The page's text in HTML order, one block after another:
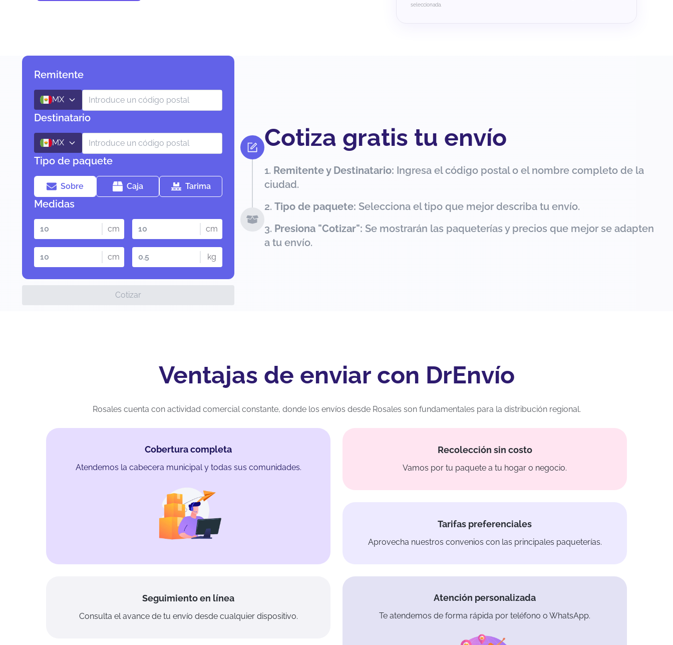
seleccionada.
Remitente
MX
Destinatario
MX
Tipo de paquete
Sobre Caja Tarima
Medidas
cm cm
cm kg
Cotizar
Cotiza gratis tu envío
Remitente y Destinatario: Ingresa el código postal o el nombre completo de la
ciudad.
Tipo de paquete: Selecciona el tipo que mejor describa tu envío.
Presiona "Cotizar": Se mostrarán las paqueterías y precios que mejor se adapten
a tu envío.
Ventajas de enviar con DrEnvío
Rosales cuenta con actividad comercial constante, donde los envíos desde Rosales son fundamentales para la distribución regional.
Cobertura completa
Atendemos la cabecera municipal y todas sus comunidades.
Recolección sin costo
Vamos por tu paquete a tu hogar o negocio.
Tarifas preferenciales
Aprovecha nuestros convenios con las principales paqueterías.
Seguimiento en línea
Consulta el avance de tu envío desde cualquier dispositivo.
Atención personalizada
Te atendemos de forma rápida por teléfono o WhatsApp.